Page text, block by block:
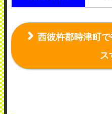
西彼杵郡時津町
ス